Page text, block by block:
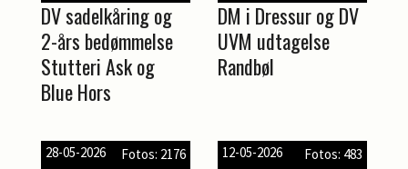
DV sadelkåring og
2-års bedømmelse
Stutteri Ask og
Blue Hors
DM i Dressur og DV
UVM udtagelse
Randbøl
28-05-2026 Fotos: 2176 12-05-2026 Fotos: 483